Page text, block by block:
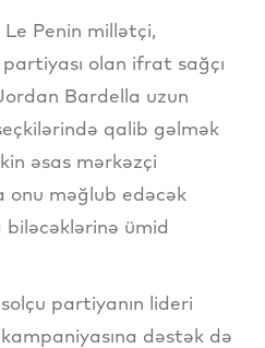
Penin millətçi,
olan ifrat sağçı
Bardella uzun
qalib gəlmək
əsas mərkəzçi
məğlub edəcək
ümid
partiyanın lideri
dəstək də